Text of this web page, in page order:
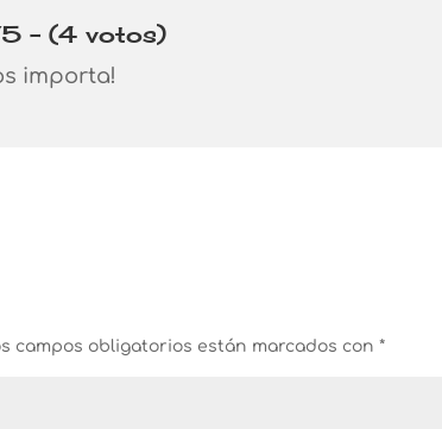
- (4 votos)
importa!
campos obligatorios están marcados con*